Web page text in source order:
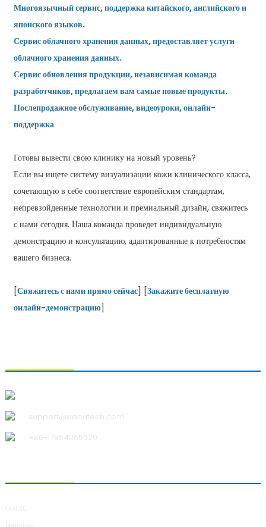
Многоязычный сервис, поддержка китайского, английского и
японского языков.
Сервис облачного хранения данных, предоставляет услуги
облачного хранения данных.
Сервис обновления продукции, независимая команда
разработчиков, предлагаем вам самые новые продукты.
Послепродажное обслуживание, видеоуроки, онлайн-
поддержка
Готовы вывести свою клинику на новый уровень?
Если вы ищете систему визуализации кожи клинического класса,
сочетающую в себе соответствие европейским стандартам,
непревзойденные технологии и премиальный дизайн, свяжитесь
с нами сегодня. Наша команда проведет индивидуальную
демонстрацию и консультацию, адаптированные к потребностям
вашего бизнеса.
[Свяжитесь с нами прямо сейчас] [Закажите бесплатную
онлайн-демонстрацию]
support@xiaoutech.com
+86-17854265629
О НАС